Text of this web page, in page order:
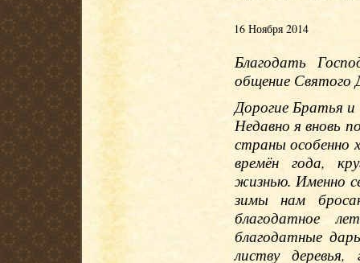
16 Ноября 2014
Благодать
общение Святого
Дорогие Братья
Недавно я вновь
страны особенно
времён года,
жизнью. Именно
зимы нам
благодатное
благодатные
листву